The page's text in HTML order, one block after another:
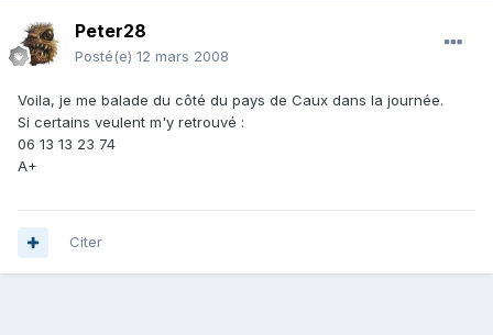
Peter28
Posté(e) 12 mars 2008
Voila, je me balade du côté du pays de Caux dans la journée.
Si certains veulent m'y retrouvé :
06 13 13 23 74
A+
Citer